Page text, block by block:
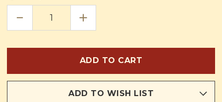
DECREASE
OF
DE
LA
INCREASE
QUANTITY
OF
GUÍA
DEFINITIVA
DE
LA
EN
ADD TO WISH LIST